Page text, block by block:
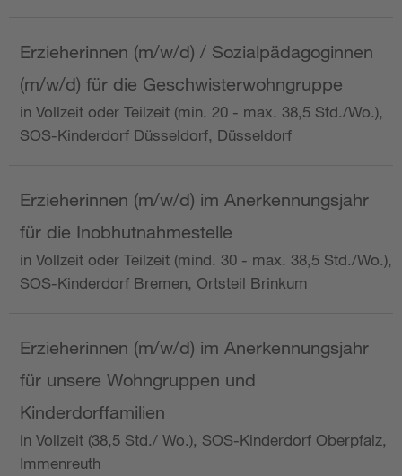
Erzieherinnen (m/w/d) / Sozialpädagoginnen
(m/w/d) für die Geschwisterwohngruppe
in Vollzeit oder Teilzeit (min. 20 - max. 38,5 Std./Wo.),
SOS-Kinderdorf Düsseldorf, Düsseldorf
Erzieherinnen (m/w/d) im Anerkennungsjahr
für die Inobhutnahmestelle
in Vollzeit oder Teilzeit (mind. 30 - max. 38,5 Std./Wo.),
SOS-Kinderdorf Bremen, Ortsteil Brinkum
Erzieherinnen (m/w/d) im Anerkennungsjahr
für unsere Wohngruppen und
Kinderdorffamilien
in Vollzeit (38,5 Std./ Wo.), SOS-Kinderdorf Oberpfalz,
Immenreuth